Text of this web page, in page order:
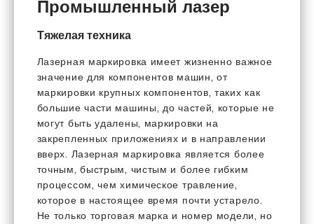
Промышленный лазер
Тяжелая техника
Лазерная маркировка имеет жизненно важное
значение для компонентов машин, от
маркировки крупных компонентов, таких как
большие части машины, до частей, которые не
могут быть удалены, маркировки на
закрепленных приложениях и в направлении
вверх. Лазерная маркировка является более
точным, быстрым, чистым и более гибким
процессом, чем химическое травление,
которое в настоящее время почти устарело.
Не только торговая марка и номер модели, но